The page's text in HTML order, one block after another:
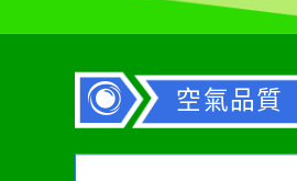
空氣品質